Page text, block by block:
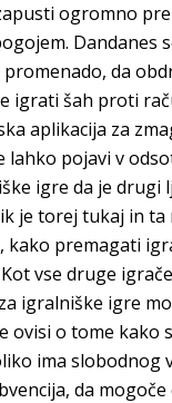
ogromno
Dandanes
da
igrati šah proti
aplikacija za
lahko pojavi v
igre da je drugi
je torej tukaj in ta
kako premagati
vse druge
igralniške igre
ovisi o tome kako
ima slobodnog
da